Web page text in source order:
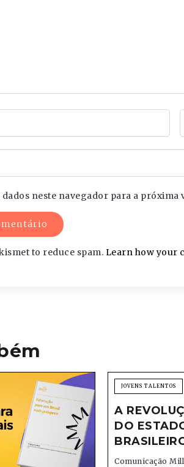
dados neste navegador para a próxima
to reduce spam. Learn how your
JOVENS TALENTOS
A
DO
Comunicação